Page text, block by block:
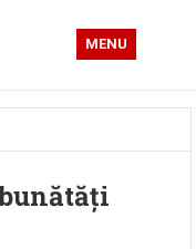
MENU